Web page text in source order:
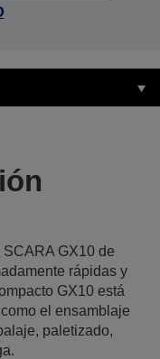
GX10 de
rápidas y
GX10 está
el ensamblaje
paletizado,